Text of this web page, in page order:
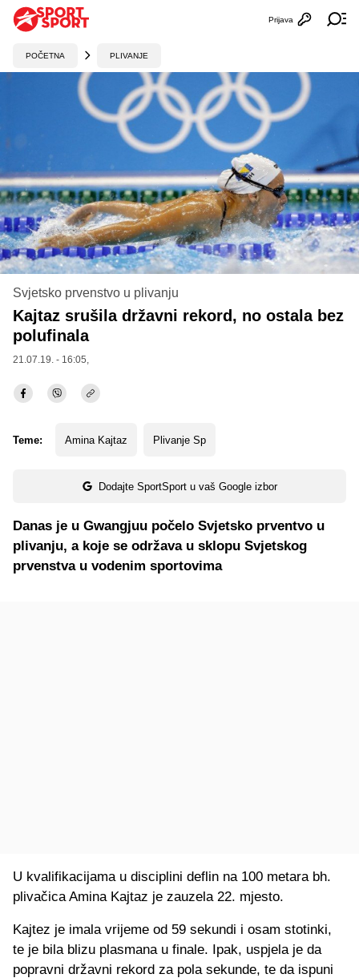
Otvori
Prijava
POČETNA PLIVANJE
Svjetsko prvenstvo u plivanju
Kajtaz srušila državni rekord, no ostala bez
polufinala
21.07.19. - 16:05,
Teme: Amina Kajtaz Plivanje Sp
Dodajte SportSport u vaš Google izbor
Danas je u Gwangjuu počelo Svjetsko prventvo u
plivanju, a koje se održava u sklopu Svjetskog
prvenstva u vodenim sportovima
U kvalifikacijama u disciplini deflin na 100 metara bh.
plivačica Amina Kajtaz je zauzela 22. mjesto.
Kajtez je imala vrijeme od 59 sekundi i osam stotinki,
te je bila blizu plasmana u finale. Ipak, uspjela je da
popravni državni rekord za pola sekunde, te da ispuni